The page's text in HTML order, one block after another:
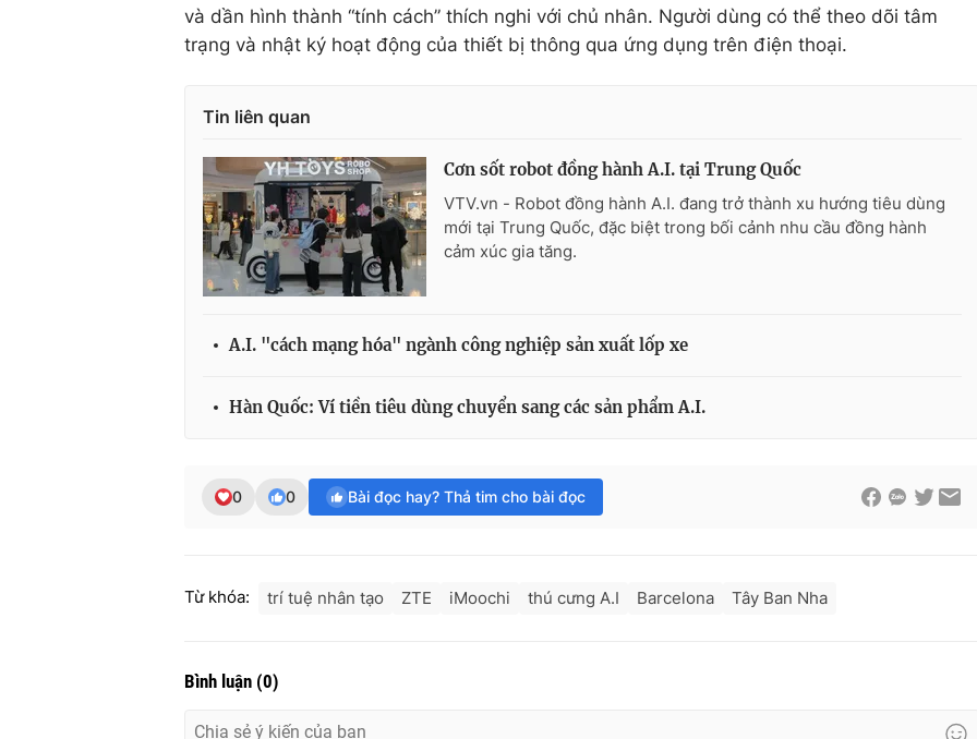
và dần hình thành “tính cách” thích nghi với chủ nhân. Người dùng có thể theo dõi tâm
trạng và nhật ký hoạt động của thiết bị thông qua ứng dụng trên điện thoại.
Tin liên quan
Cơn sốt robot đồng hành A.I. tại Trung Quốc
VTV.vn - Robot đồng hành A.I. đang trở thành xu hướng tiêu dùng
mới tại Trung Quốc, đặc biệt trong bối cảnh nhu cầu đồng hành
cảm xúc gia tăng.
A.I. "cách mạng hóa" ngành công nghiệp sản xuất lốp xe
Hàn Quốc: Ví tiền tiêu dùng chuyển sang các sản phẩm A.I.
0 0 Bài đọc hay? Thả tim cho bài đọc
Từ khóa: trí tuệ nhân tạo ZTE iMoochi thú cưng A.I Barcelona Tây Ban Nha
Bình luận (0)